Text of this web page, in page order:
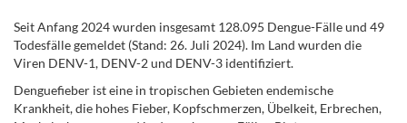
Seit Anfang 2024 wurden insgesamt 128.095 Dengue-Fälle und 49
Todesfälle gemeldet (Stand: 26. Juli 2024). Im Land wurden die
Viren DENV-1, DENV-2 und DENV-3 identifiziert.
Denguefieber ist eine in tropischen Gebieten endemische
Krankheit, die hohes Fieber, Kopfschmerzen, Übelkeit, Erbrechen,